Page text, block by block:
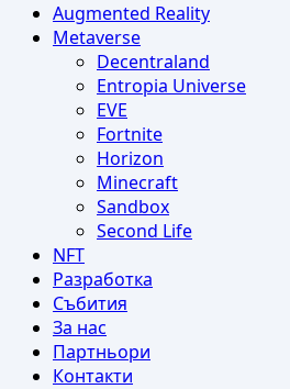
Augmented Reality
Metaverse
Decentraland
Entropia Universe
EVE
Fortnite
Horizon
Minecraft
Sandbox
Second Life
NFT
Разработка
Събития
За нас
Партньори
Контакти